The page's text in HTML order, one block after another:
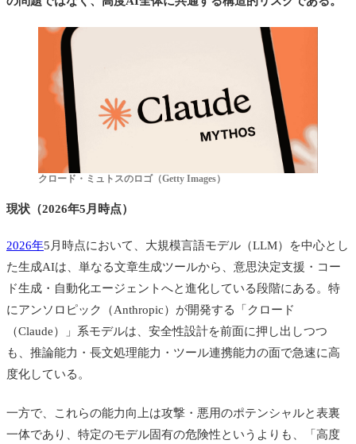
クロード・ミュトスのロゴ（Getty Images）
現状（2026年5月時点）
2026年5月時点において、大規模言語モデル（LLM）を中心とし
た生成AIは、単なる文章生成ツールから、意思決定支援・コー
ド生成・自動化エージェントへと進化している段階にある。特
にアンソロピック（Anthropic） が開発する「クロード
（Claude）」系モデルは、安全性設計を前面に押し出しつつ
も、推論能力・長文処理能力・ツール連携能力の面で急速に高
度化している。
一方で、これらの能力向上は攻撃・悪用のポテンシャルと表裏
一体であり、特定のモデル固有の危険性というよりも、「高度